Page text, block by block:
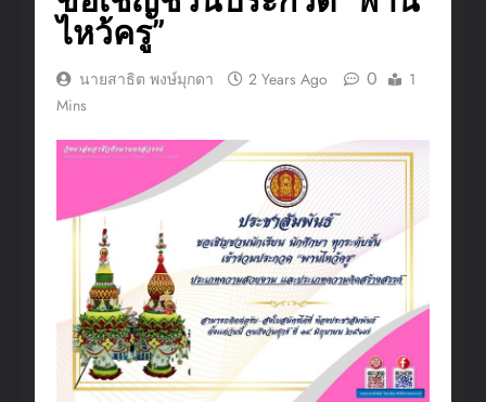
ไหว้ครู”
นายสาธิต พงษ์มุกดา 2 Years Ago 0
1
Mins